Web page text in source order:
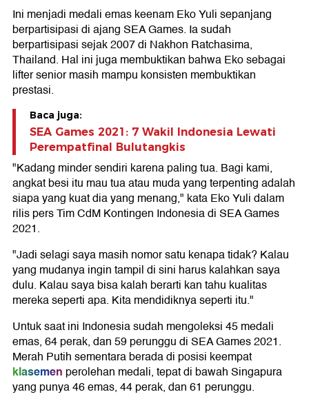
Ini menjadi medali emas keenam Eko Yuli sepanjang
berpartisipasi di ajang SEA Games. Ia sudah
berpartisipasi sejak 2007 di Nakhon Ratchasima,
Thailand. Hal ini juga membuktikan bahwa Eko sebagai
lifter senior masih mampu konsisten membuktikan
prestasi.
Baca juga:
SEA Games 2021: 7 Wakil Indonesia Lewati
Perempatfinal Bulutangkis
"Kadang minder sendiri karena paling tua. Bagi kami,
angkat besi itu mau tua atau muda yang terpenting adalah
siapa yang kuat dia yang menang," kata Eko Yuli dalam
rilis pers Tim CdM Kontingen Indonesia di SEA Games
2021.
"Jadi selagi saya masih nomor satu kenapa tidak? Kalau
yang mudanya ingin tampil di sini harus kalahkan saya
dulu. Kalau saya bisa kalah berarti kan tahu kualitas
mereka seperti apa. Kita mendidiknya seperti itu."
Untuk saat ini Indonesia sudah mengoleksi 45 medali
emas, 64 perak, dan 59 perunggu di SEA Games 2021.
Merah Putih sementara berada di posisi keempat
klasemen perolehan medali, tepat di bawah Singapura
yang punya 46 emas, 44 perak, dan 61 perunggu.